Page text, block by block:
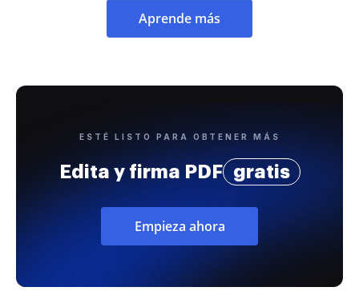
Aprende más
ESTÉ LISTO PARA OBTENER MÁS
Edita y firma PDF gratis
Empieza ahora